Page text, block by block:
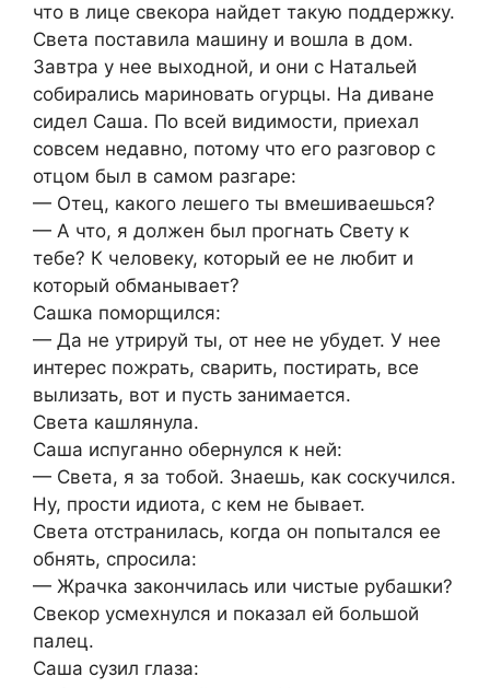
что в лице свекора найдет такую поддержку.
Света поставила машину и вошла в дом.
Завтра у нее выходной, и они с Натальей
собирались мариновать огурцы. На диване
сидел Саша. По всей видимости, приехал
совсем недавно, потому что его разговор с
отцом был в самом разгаре:
— Отец, какого лешего ты вмешиваешься?
— А что, я должен был прогнать Свету к
тебе? К человеку, который ее не любит и
который обманывает?
Сашка поморщился:
— Да не утрируй ты, от нее не убудет. У нее
интерес пожрать, сварить, постирать, все
вылизать, вот и пусть занимается.
Света кашлянула.
Саша испуганно обернулся к ней:
— Света, я за тобой. Знаешь, как соскучился.
Ну, прости идиота, с кем не бывает.
Света отстранилась, когда он попытался ее
обнять, спросила:
— Жрачка закончилась или чистые рубашки?
Свекор усмехнулся и показал ей большой
палец.
Саша сузил глаза: